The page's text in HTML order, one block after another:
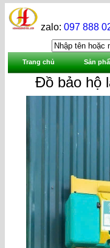
zalo:097 888
Trang chủ Sản
Đồ bảo hộ